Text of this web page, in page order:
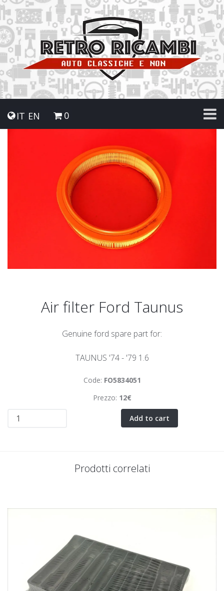
IT EN 0
Air filter Ford Taunus
Genuine ford spare part for:
TAUNUS '74 - '79 1.6
Code: FO5834051
Prezzo: 12€
Add to cart
Prodotti correlati